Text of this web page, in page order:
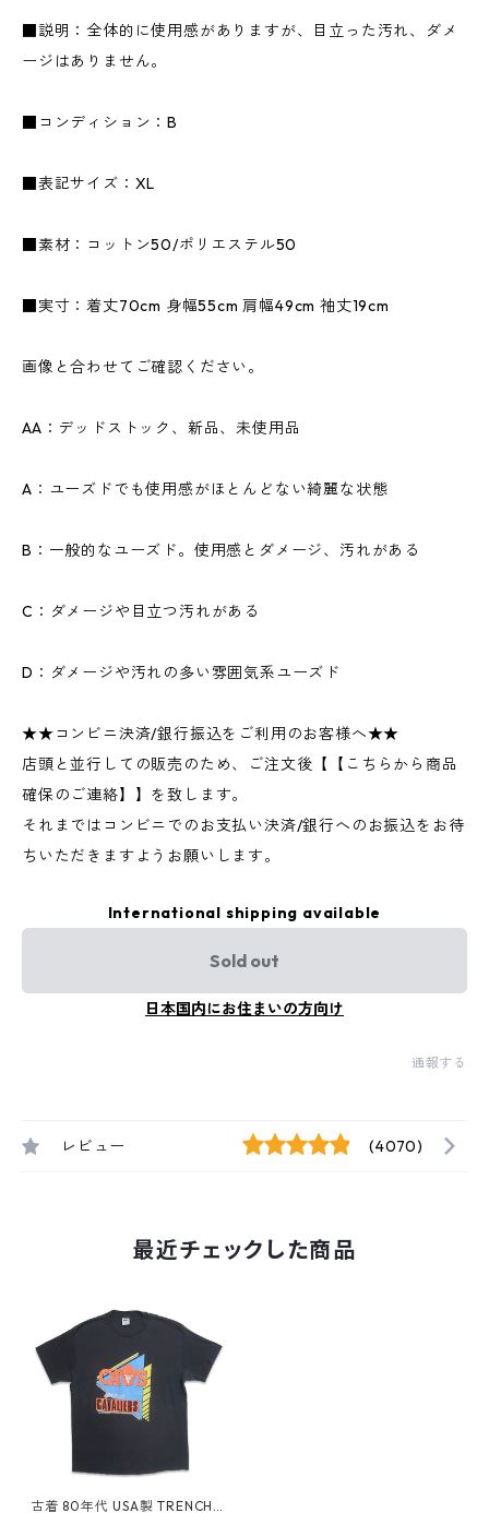
■説明：全体的に使用感がありますが、目立った汚れ、ダメ
ージはありません。
■コンディション：B
■表記サイズ：XL
■素材：コットン50/ポリエステル50
■実寸：着丈70cm 身幅55cm 肩幅49cm 袖丈19cm
画像と合わせてご確認ください。
AA：デッドストック、新品、未使用品
A：ユーズドでも使用感がほとんどない綺麗な状態
B：一般的なユーズド。使用感とダメージ、汚れがある
C：ダメージや目立つ汚れがある
D：ダメージや汚れの多い雰囲気系ユーズド
★★コンビニ決済/銀行振込をご利用のお客様へ★★
店頭と並行しての販売のため、ご注文後【【こちらから商品
確保のご連絡】】を致します。
それまではコンビニでのお支払い決済/銀行へのお振込をお待
ちいただきますようお願いします。
International shipping available
Sold out
日本国内にお住まいの方向け
通報する
レビュー (4070)
最近チェックした商品
古着 80年代 USA製 TRENCH